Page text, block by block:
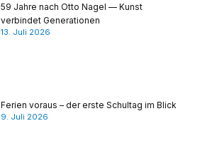
59 Jahre nach Otto Nagel — Kunst
verbindet Generationen
13. Juli 2026
Ferien voraus – der erste Schultag im Blick
9. Juli 2026